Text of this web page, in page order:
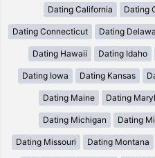
Dating California Dating
Dating Connecticut Dating
Dating Hawaii Dating Idaho
Dating Iowa Dating Kansas
Dating Maine Dating
Dating Michigan Dating
Dating Missouri Dating Montana